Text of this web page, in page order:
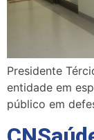
Presidente
entidade em
público em